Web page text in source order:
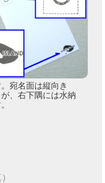
宛名面は縦向き
、右下隅には水納